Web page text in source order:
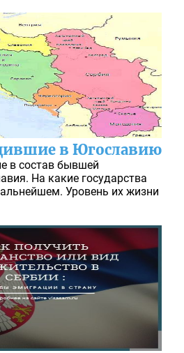
в Югославию
в состав бывшей
На какие государства
Уровень их жизни